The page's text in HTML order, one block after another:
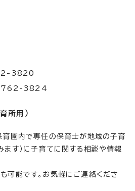
3820
762-3824
所用）
育園内で専任の保育士が地域の子育
ます）に子育てに関する相談や情報
可能です。お気軽にご連絡くださ